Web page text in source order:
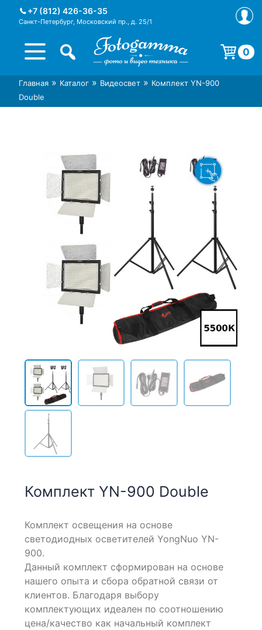
+7 (812) 426-36-35
Санкт-Петербург, Московский пр., д. 25/1
Интернет-магазин фототехники
Магазин фотоаксессуаров foto-
0
Корзина пуста.
Главная » Каталог » Видеосвет » Комплект YN-900
Double
Комплект YN-900 Double
Комплект освещения на основе
светодиодных осветителей YongNuo YN-
900.
Данный комплект сформирован на основе
нашего опыта и сбора обратной связи от
клиентов. Благодаря выбору
комплектующих идеален по соотношению
цена/качество как начальный комплект